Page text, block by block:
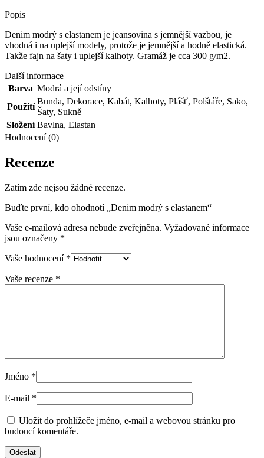
Popis
Denim modrý s elastanem je jeansovina s jemnější vazbou, je
vhodná i na uplejší modely, protože je jemnější a hodně elastická.
Takže fajn na šaty i uplejší kalhoty. Gramáž je cca 300 g/m2.
Další informace
Barva Modrá a její odstíny
Použití
Bunda, Dekorace, Kabát, Kalhoty, Plášť, Polštáře, Sako,
Šaty, Sukně
Složení Bavlna, Elastan
Hodnocení (0)
Recenze
Zatím zde nejsou žádné recenze.
Buďte první, kdo ohodnotí „Denim modrý s elastanem“
Vaše e-mailová adresa nebude zveřejněna. Vyžadované informace
jsou označeny *
Vaše hodnocení *
Vaše recenze *
Jméno *
E-mail *
Uložit do prohlížeče jméno, e-mail a webovou stránku pro
budoucí komentáře.